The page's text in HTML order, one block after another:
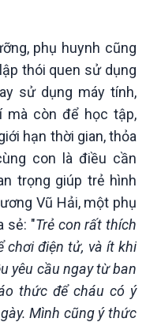
phụ huynh cũng
thói quen sử dụng
sử dụng máy tính,
mà còn để học tập,
hạn thời gian, thỏa
con là điều cần
trọng giúp trẻ hình
Vũ Hải, một phụ
sẻ: "Trẻ con rất thích
chơi điện tử, và ít khi
yêu cầu ngay từ ban
thức để cháu có ý
Mình cũng ý thức